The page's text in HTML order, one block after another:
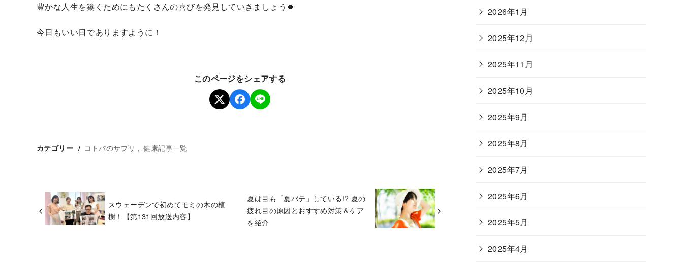
豊かな人生を築くためにもたくさんの喜びを発見していきましょう🍀
今日もいい日でありますように！
このページをシェアする
カテゴリー コトバのサプリ 健康記事一覧
スウェーデンで初めてモミの木の植
樹！【第131回放送内容】
夏は目も「夏バテ」している!? 夏の
疲れ目の原因とおすすめ対策＆ケア
を紹介
2026年1月
2025年12月
2025年11月
2025年10月
2025年9月
2025年8月
2025年7月
2025年6月
2025年5月
2025年4月